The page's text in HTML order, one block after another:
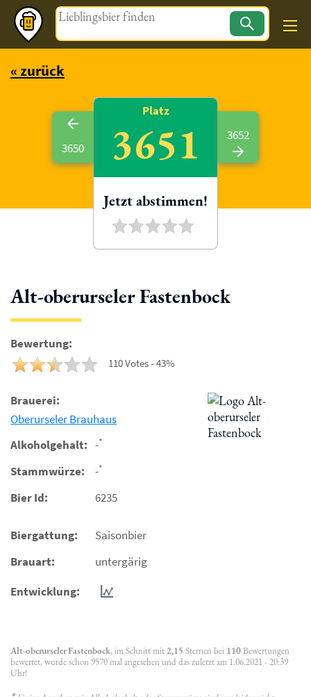
Magazin
« zurück
Alt-oberurseler Fastenbock
Bewertung:
110 Votes - 43%
Brauerei:
Oberurseler Brauhaus
Alkoholgehalt: -*
Stammwürze: -*
Bier Id: 6235
Biergattung:
Saisonbier
Brauart:
untergärig
Entwicklung:
Alt-oberurseler Fastenbock, im Schnitt mit 2,15 Sternen bei 110Bewertungen
bewertet, wurde schon 9570 mal angesehen und das zuletzt am 1.06.2021 - 20:39
Uhr!
3650
Platz
3651
Jetzt abstimmen!
3652